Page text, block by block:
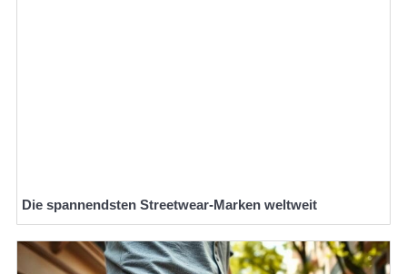
Die spannendsten Streetwear-Marken weltweit